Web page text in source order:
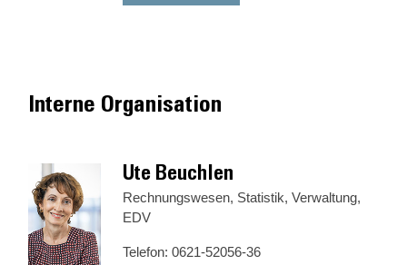
Interne Organisation
Ute Beuchlen
Rechnungswesen, Statistik, Verwaltung,
EDV
Telefon: 0621-52056-36